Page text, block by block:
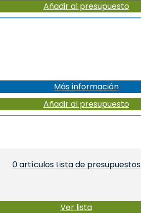
Añadir al presupuesto
Más información
Añadir al presupuesto
0artículos Lista de presupuestos
Ver lista